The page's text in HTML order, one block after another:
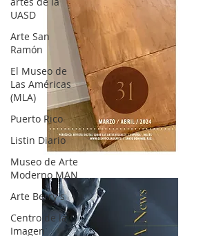
UASD
Arte San
Ramón
El Museo de
Las Américas
(MLA)
Puerto Rico
Listin Diario
Museo de Arte
Moderno MAN
Arte Berry's
Centro de la
Imagen
OCA|News 31 / Marzo-Abril / 2024